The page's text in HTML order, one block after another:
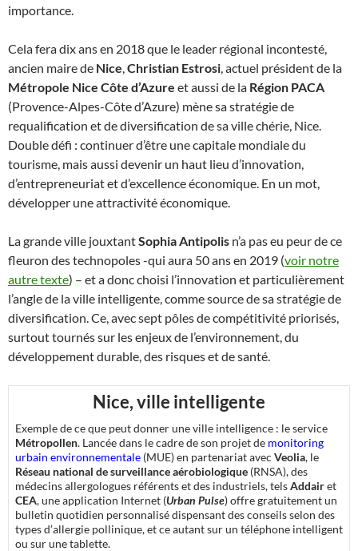
importance.
Cela fera dix ans en 2018 que le leader régional incontesté,
ancien maire de Nice,Christian Estrosi, actuel président de la
Métropole Nice Côte d’Azure et aussi de la Région PACA
(Provence-Alpes-Côte d’Azure) mène sa stratégie de
requalification et de diversification de sa ville chérie, Nice.
Double défi : continuer d’être une capitale mondiale du
tourisme, mais aussi devenir un haut lieu d’innovation,
d’entrepreneuriat et d’excellence économique. En un mot,
développer une attractivité économique.
La grande ville jouxtantSophia Antipolis n’a pas eu peur de ce
fleuron des technopoles -qui aura 50 ans en 2019 (voir notre
autre texte) – et a donc choisi l’innovation et particulièrement
l’angle de la ville intelligente, comme source de sa stratégie de
diversification. Ce, avec sept pôles de compétitivité priorisés,
surtout tournés sur les enjeux de l’environnement, du
développement durable, des risques et de santé.
Nice, ville intelligente
Exemple de ce que peut donner une ville intelligence : le service
Métropollen. Lancée dans le cadre de son projet de monitoring
urbain environnementale (MUE) en partenariat avec Veolia, le
Réseau national de surveillance aérobiologique (RNSA), des
médecins allergologues référents et des industriels, telsAddairet
CEA, une application Internet (Urban Pulse) offre gratuitement un
bulletin quotidien personnalisé dispensant des conseils selon des
types d’allergie pollinique, et ce autant sur un téléphone intelligent
ou sur une tablette.